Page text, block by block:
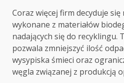
Coraz więcej firm decyduje
wykonane z materiałów
nadających się do recyklingu.
pozwala zmniejszyć ilość
wysypiska śmieci oraz
węgla związanej z produkcją